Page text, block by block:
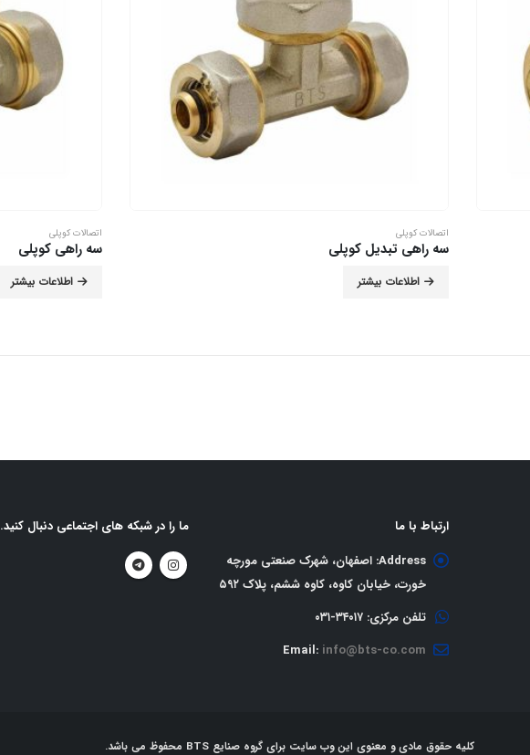
اتصالات کوپلی
سه راهی تبدیل کوپلی
اطلاعات بیشتر
اتصالات کوپلی
سه راهی کوپلی
اطلاعات بیشتر
ارتباط با ما
Address: اصفهان، شهرک صنعتی مورچه
خورت، خیابان کاوه، کاوه ششم، پلاک ٥٩٢
تلفن مرکزی: ٣٤٠١٧-٠٣١
Email: info@bts-co.com
ما را در شبکه های اجتماعی دنبال کنید.
کلیه حقوق مادی و معنوی این وب سایت برای گروه صنایع BTS محفوظ می باشد.